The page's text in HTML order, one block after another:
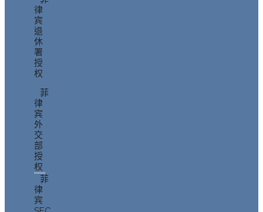
律
宾
退
休
署
授
权
菲
律
宾
外
交
部
授
权
菲
律
宾